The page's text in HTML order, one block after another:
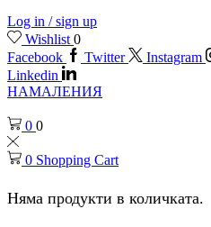
Log in / sign up
Wishlist 0
Facebook
Twitter Instagram
Linkedin
НАМАЛЕНИЯ
0 0
0 Shopping Cart
Няма продукти в количката.